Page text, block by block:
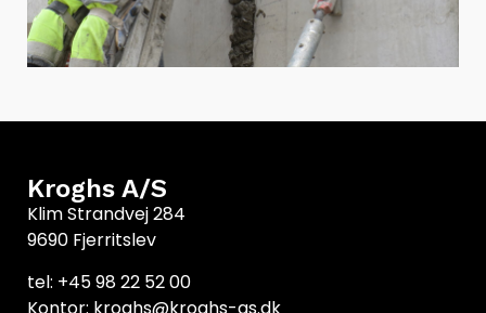
Kroghs A/S
Klim Strandvej 284
9690 Fjerritslev
tel: +45 98 22 52 00
Kontor: kroghs@kroghs-as.dk